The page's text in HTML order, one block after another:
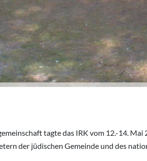
tagte das IRK vom 12.-14.
der jüdischen Gemeinde und des